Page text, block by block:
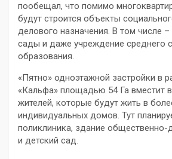
пообещал, что помимо
будут строится объекты
делового назначения. В том числе
сады и даже учреждение среднего
образования.
«Пятно» одноэтажной застройки в
«Кальфа» площадью 54 Га вместит
жителей, которые будут жить в
индивидуальных домов. Тут
поликлиника, здание общественно-
и детский сад.